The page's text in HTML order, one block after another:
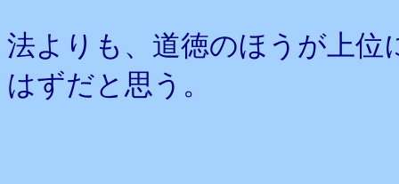
法よりも、道徳のほうが上
はずだと思う。